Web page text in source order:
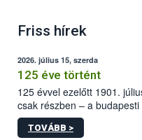
Friss hírek
2026. július 15, szerda
125 éve történt
125 évvel ezelőtt 1901.
csak részben – a
állomás a Kis Rókus utca
tervezett új épületébe.
TOVÁBB >